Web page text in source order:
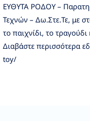
ΕΥΘΥΤΑ ΡΟΔΟΥ –
Τεχνών – Δω.Στε.Τε, με
το παιχνίδι, το
Διαβάστε περισσότερα
toy/